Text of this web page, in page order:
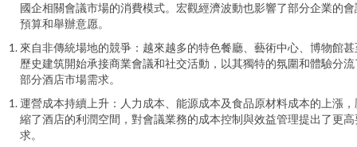
國企相關會議市場的消費模式。宏觀經濟波動也影響了部分企業的會
預算和舉辦意愿。
來自非傳統場地的競爭：越來越多的特色餐廳、藝術中心、博物館甚
歷史建筑開始承接商業會議和社交活動，以其獨特的氛圍和體驗分流
部分酒店市場需求。
運營成本持續上升：人力成本、能源成本及食品原材料成本的上漲，
縮了酒店的利潤空間，對會議業務的成本控制與效益管理提出了更高
求。